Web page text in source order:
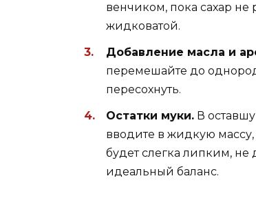
венчиком, пока сахар не
жидковатой.
Добавление масла и
перемешайте до
пересохнуть.
Остатки муки. В
вводите в жидкую
будет слегка липким,
идеальный баланс.